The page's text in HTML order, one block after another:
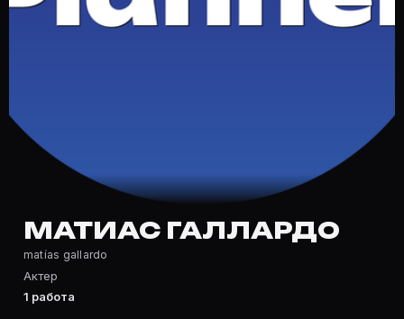
Частые вопросы о Матиас
Полный список — на Movie Planner: https://movie-
Кто такой(ая) Матиас Галлардо?
Матиас Галлардо — Актер. Биография и роли на
Где открыть фильмографию Матиас Галлардо?
На Movie Planner: https://movie-planner.ru/s/
МАТИАС ГАЛЛАРДО
matías gallardo
Актер
1 работа